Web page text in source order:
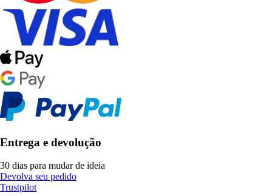
Entrega e devolução
30 dias para mudar de ideia
Devolva seu pedido
Trustpilot